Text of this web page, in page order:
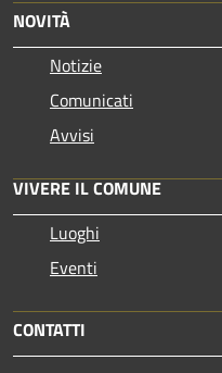
NOVITÀ
Notizie
Comunicati
Avvisi
VIVERE IL COMUNE
Luoghi
Eventi
CONTATTI